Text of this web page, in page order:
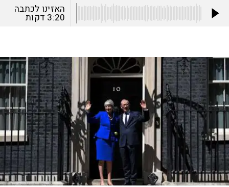
האזינו לכתבה
3:20 דקות